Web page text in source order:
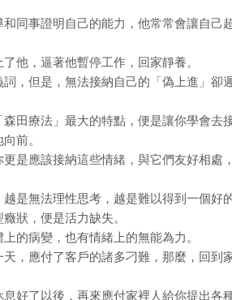
同事證明自己的能力，他常常會讓自己
他，逼著他暫停工作，回家靜養。
，但是，無法接納自己的「偽上進」卻
田療法」最大的特點，便是讓你學會去
前。
是應該接納這些情緒，與它們友好相處
是無法理性思考，越是難以得到一個好的
狀，便是活力缺失。
的病變，也有情緒上的無能為力。
，應付了客戶的諸多刁難，那麼，回到
好了以後，再來應付家裡人給你提出各